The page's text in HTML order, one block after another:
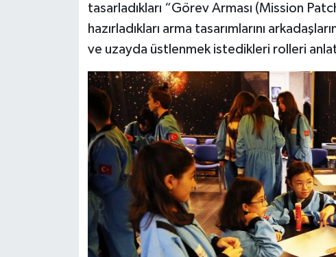
tasarladıkları “Görev Arması (Mission
hazırladıkları arma tasarımlarını
ve uzayda üstlenmek istedikleri rolleri